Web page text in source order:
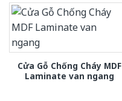
Cửa Gỗ Chống Cháy MDF
Laminate van ngang